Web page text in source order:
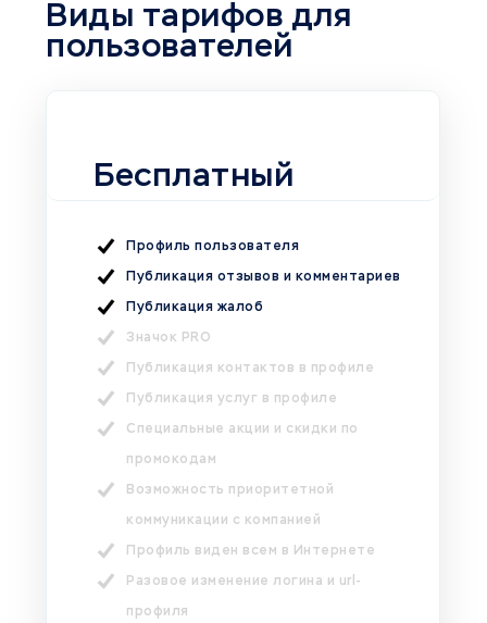
Виды тарифов для
пользователей
Бесплатный
Профиль пользователя
Публикация отзывов и комментариев
Публикация жалоб
Значок PRO
Публикация контактов в профиле
Публикация услуг в профиле
Специальные акции и скидки по
промокодам
Возможность приоритетной
коммуникации с компанией
Профиль виден всем в Интернете
Разовое изменение логина и url-
профиля